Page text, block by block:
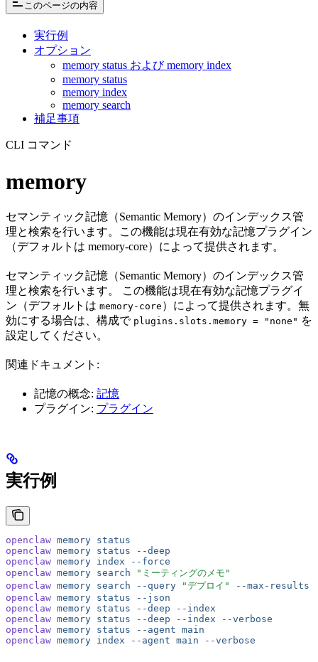
このページの内容
実行例
オプション
memory status および memory index
memory status
memory index
memory search
補足事項
CLI コマンド
memory
セマンティック記憶（Semantic Memory）のインデックス管
理と検索を行います。この機能は現在有効な記憶プラグイン
（デフォルトは memory-core）によって提供されます。
セマンティック記憶（Semantic Memory）のインデックス管
理と検索を行います。 この機能は現在有効な記憶プラグイ
ン（デフォルトは memory-core ）によって提供されます。無
効にする場合は、構成で plugins.slots.memory = "none" を
設定してください。
関連ドキュメント:
記憶の概念: 記憶
プラグイン: プラグイン
実行例
openclaw memory status
openclaw memory status --deep
openclaw memory index --force
openclaw memory search "ミーティングのメモ"
openclaw memory search --query "デプロイ" --max-results
openclaw memory status --json
openclaw memory status --deep --index
openclaw memory status --deep --index --verbose
openclaw memory status --agent main
openclaw memory index --agent main --verbose